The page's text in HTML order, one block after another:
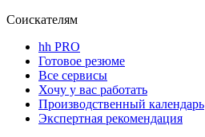
Соискателям
hh PRO
Готовое резюме
Все сервисы
Хочу у вас работать
Производственный календарь
Экспертная рекомендация